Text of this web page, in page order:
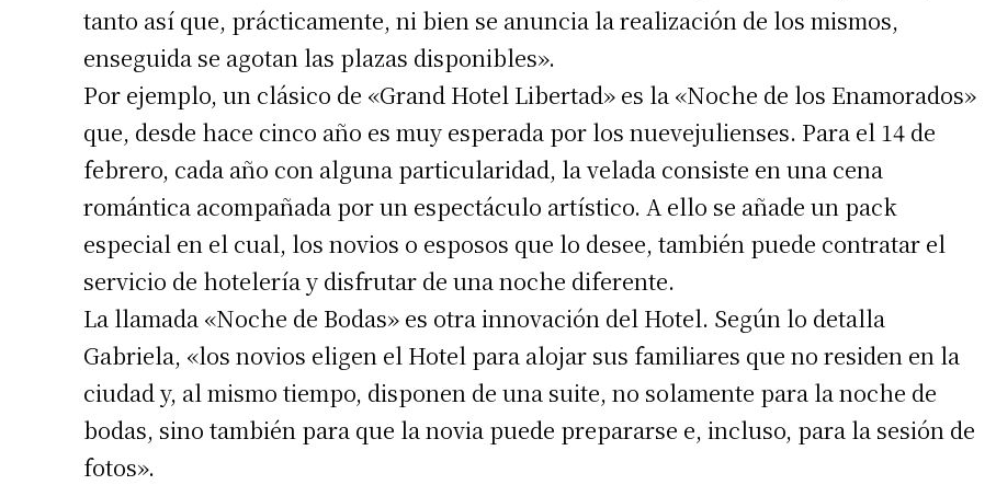
Nombre
Apellidos
Número de teléfono
tanto así que, prácticamente, ni bien se anuncia la realización de los mismos,
enseguida se agotan las plazas disponibles».
Por ejemplo, un clásico de «Grand Hotel Libertad» es la «Noche de los Enamorados»
que, desde hace cinco año es muy esperada por los nuevejulienses. Para el 14 de
febrero, cada año con alguna particularidad, la velada consiste en una cena
romántica acompañada por un espectáculo artístico. A ello se añade un pack
especial en el cual, los novios o esposos que lo desee, también puede contratar el
servicio de hotelería y disfrutar de una noche diferente.
La llamada «Noche de Bodas» es otra innovación del Hotel. Según lo detalla
Gabriela, «los novios eligen el Hotel para alojar sus familiares que no residen en la
ciudad y, al mismo tiempo, disponen de una suite, no solamente para la noche de
bodas, sino también para que la novia puede prepararse e, incluso, para la sesión de
fotos».